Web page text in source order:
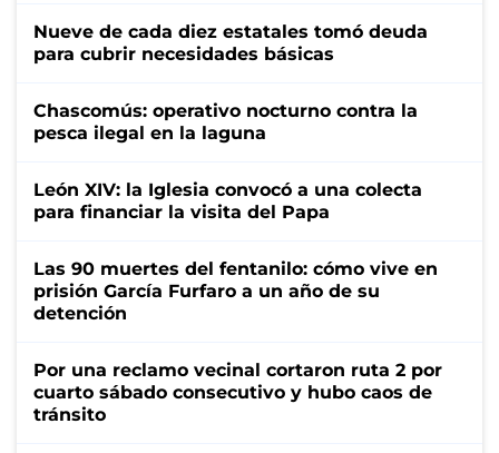
Nueve de cada diez estatales tomó deuda
para cubrir necesidades básicas
Chascomús: operativo nocturno contra la
pesca ilegal en la laguna
León XIV: la Iglesia convocó a una colecta
para financiar la visita del Papa
Las 90 muertes del fentanilo: cómo vive en
prisión García Furfaro a un año de su
detención
Por una reclamo vecinal cortaron ruta 2 por
cuarto sábado consecutivo y hubo caos de
tránsito